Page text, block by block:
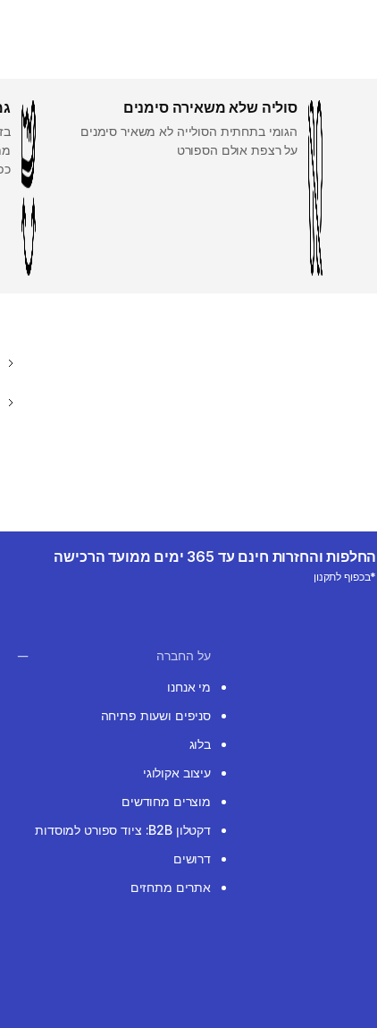
סוליה שלא משאירה סימנים
הגומי בתחתית הסולייה לא משאיר סימנים
על רצפת אולם הספורט
החלפות והחזרות חינם עד 365 ימים ממועד הרכישה
*בכפוף לתקנון
על החברה
מי אנחנו
סניפים ושעות פתיחה
בלוג
עיצוב אקולוגי
מוצרים מחודשים
דקטלון B2B: ציוד ספורט למוסדות
דרושים
אתרים מתחזים